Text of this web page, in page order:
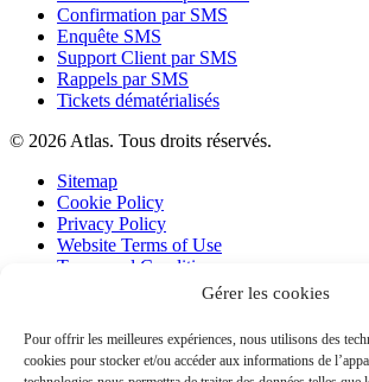
Gérer les cookies
Pour offrir les meilleures expériences, nous utilisons des
cookies pour stocker et/ou accéder aux informations de
Confirmation par SMS
Enquête SMS
Support Client par SMS
Rappels par SMS
Tickets dématérialisés
© 2026 Atlas. Tous droits réservés.
Sitemap
Cookie Policy
Privacy Policy
Website Terms of Use
Terms and Conditions